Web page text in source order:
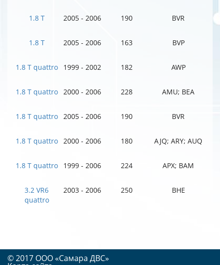
1.8 T 2005 - 2006 190 BVR
1.8 T 2005 - 2006 163 BVP
1.8 T quattro 1999 - 2002 182 AWP
1.8 T quattro 2000 - 2006 228 AMU; BEA
1.8 T quattro 2005 - 2006 190 BVR
1.8 T quattro 2000 - 2006 180 AJQ; ARY; AUQ
1.8 T quattro 1999 - 2006 224 APX; BAM
3.2 VR6
quattro
2003 - 2006 250 BHE
© 2017 OOO «Самара ДВС»